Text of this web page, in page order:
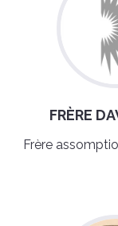
FRÈRE
Frère